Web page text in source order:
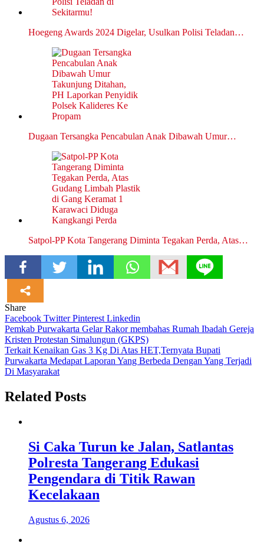
Hoegeng Awards 2024 Digelar, Usulkan Polisi Teladan…
Dugaan Tersangka Pencabulan Anak Dibawah Umur…
Satpol-PP Kota Tangerang Diminta Tegakan Perda, Atas…
Share
Facebook TwitterPinterest Linkedin
Navigasi
pos
Pemkab Purwakarta Gelar Rakor membahas Rumah Ibadah Gereja
Kristen Protestan Simalungun (GKPS)
Terkait Kenaikan Gas 3 Kg Di Atas HET,Ternyata Bupati
Purwakarta Medapat Laporan Yang Berbeda Dengan Yang Terjadi
Di Masyarakat
Related Posts
Si Caka Turun ke Jalan, Satlantas
Polresta Tangerang Edukasi
Pengendara di Titik Rawan
Kecelakaan
Agustus 6, 2026